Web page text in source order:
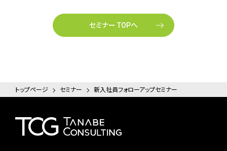
セミナー TOPへ
トップページ セミナー 新入社員フォローアップセミナー